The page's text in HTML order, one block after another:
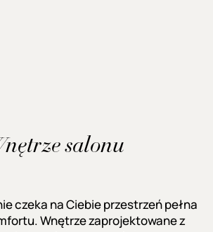
salonu
czeka na Ciebie przestrzeń pełna
Wnętrze zaprojektowane z